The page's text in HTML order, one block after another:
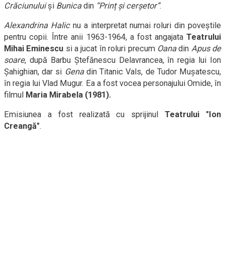
Crăciunuluiși Bunicadin “Prinț și cerșetor”.
Alexandrina Halicnu a interpretat numai roluri din poveștile
pentru copii. Între anii 1963-1964, a fost angajata Teatrului
Mihai Eminescu si a jucat în roluri precum Oanadin Apus de
soare, după Barbu Ștefănescu Delavrancea, în regia lui Ion
Șahighian, dar si Genadin Titanic Vals, de Tudor Mușatescu,
în regia lui Vlad Mugur. Ea a fost vocea personajului Omide, în
filmul Maria Mirabela (1981).
Emisiunea a fost realizată cu sprijinulTeatrului "Ion
Creangă".